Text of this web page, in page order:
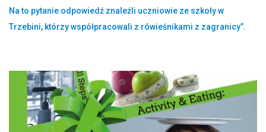
Na to pytanie odpowiedź znaleźli uczniowie ze szkoły w
Trzebini, którzy współpracowali z rówieśnikami z zagranicy”.